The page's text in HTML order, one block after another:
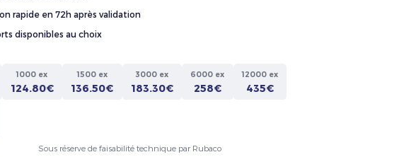
rapide en 72h après validation
disponibles au choix
1000 ex
124.80€
1500 ex
136.50€
3000 ex
183.30€
6000 ex
258€
12000 ex
435€
Sous réserve de faisabilité technique par Rubaco